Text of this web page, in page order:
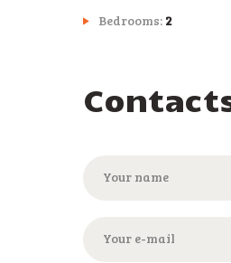
Bedrooms: 2